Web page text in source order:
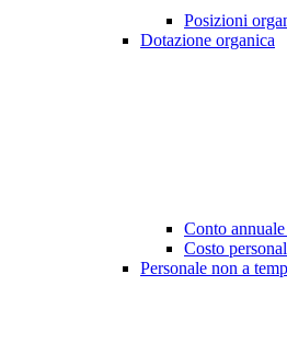
Posizioni
Dotazione organica
Conto
Costo
Personale non a